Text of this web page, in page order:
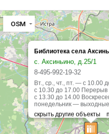
Библиотека села
с. Аксиньино, д.25/1
8-495-992-19-32
Вт., ср., чт., пт. — с 10.00
с 10.30 до 17.00
с 13.30 до 14.00
понедельник —
OSM